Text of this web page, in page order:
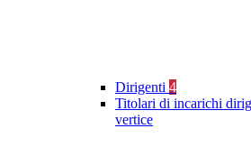
Dirigenti 4
Titolari di incarichi
vertice